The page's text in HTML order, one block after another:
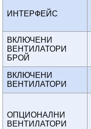
ИНТЕРФЕЙС
ВКЛЮЧЕНИ
ВЕНТИЛАТОРИ
БРОЙ
ВКЛЮЧЕНИ
ВЕНТИЛАТОРИ
ОПЦИОНАЛНИ
ВЕНТИЛАТОРИ